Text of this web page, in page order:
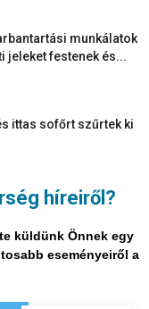
híreiről?
küldünk Önnek egy
eseményeiről a
munkálatok
jeleket festenek és...
ittas sofőrt szűrtek ki
szolgáltatás: négy
biztosít a NAV a